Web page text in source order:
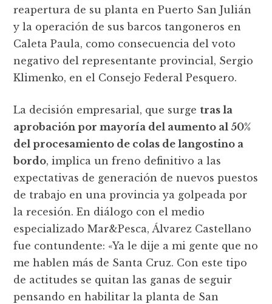
reapertura de su planta en Puerto San Julián
y la operación de sus barcos tangoneros en
Caleta Paula, como consecuencia del voto
negativo del representante provincial, Sergio
Klimenko, en el Consejo Federal Pesquero.
La decisión empresarial, que surgetras la
aprobación por mayoría del aumento al 50%
del procesamiento de colas de langostino a
bordo, implica un freno definitivo a las
expectativas de generación de nuevos puestos
de trabajo en una provincia ya golpeada por
la recesión. En diálogo con el medio
especializado Mar&Pesca, Álvarez Castellano
fue contundente: «Ya le dije a mi gente que no
me hablen más de Santa Cruz. Con este tipo
de actitudes se quitan las ganas de seguir
pensando en habilitar la planta de San